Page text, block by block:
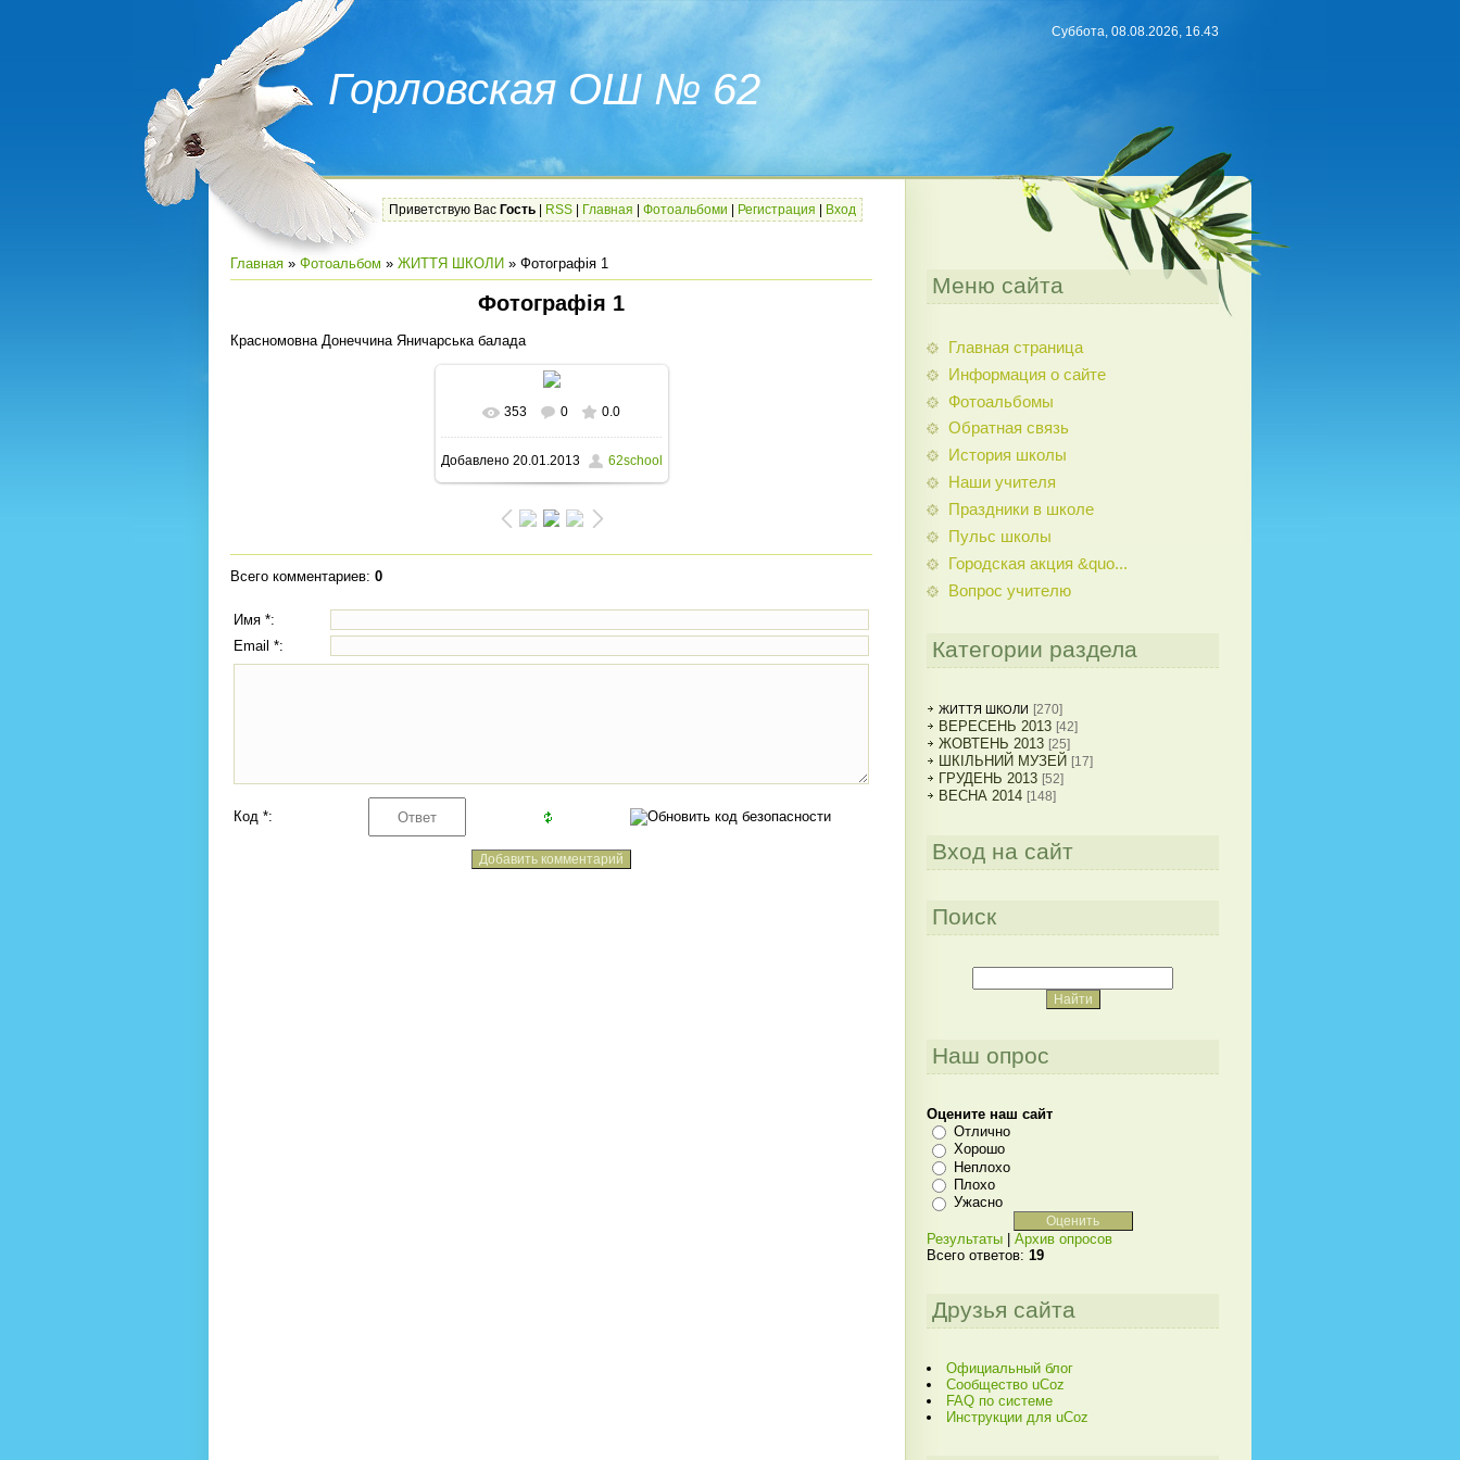
Горловская ОШ № 62
Суббота, 08.08.2026, 16.43
Приветствую Вас Гость RSS Главная Фотоальбоми Регистрация Вход
Главная » Фотоальбом » ЖИТТЯ ШКОЛИ » Фотографія 1
Фотографія 1
Красномовна Донеччина Яничарська балада
В реальном размере
1600x1200/ 144.5Kb
353 0 0.0
Добавлено20.01.2013 62school
Всего комментариев: 0
Имя *:
Email *:
Код *:
Меню сайта
Главная страница
Информация о сайте
Фотоальбомы
Обратная связь
История школы
Наши учителя
Праздники в школе
Пульс школы
Городская акция &quo...
Вопрос учителю
Категории раздела
ЖИТТЯ ШКОЛИ [270]
ВЕРЕСЕНЬ 2013 [42]
ЖОВТЕНЬ 2013 [25]
ШКІЛЬНИЙ МУЗЕЙ [17]
ГРУДЕНЬ 2013 [52]
ВЕСНА 2014 [148]
Вход на сайт
Поиск
Наш опрос
Оцените наш сайт
Отлично
Хорошо
Неплохо
Плохо
Ужасно
Результаты
Архив опросов
Всего ответов: 19
Друзья сайта
Официальный блог
Сообщество uCoz
FAQ по системе
Инструкции для uCoz